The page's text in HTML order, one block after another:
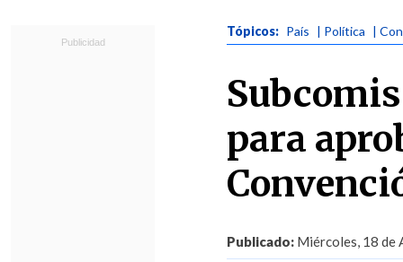
Tópicos: País | Política |
para
Publicado: Miércoles, 18 de